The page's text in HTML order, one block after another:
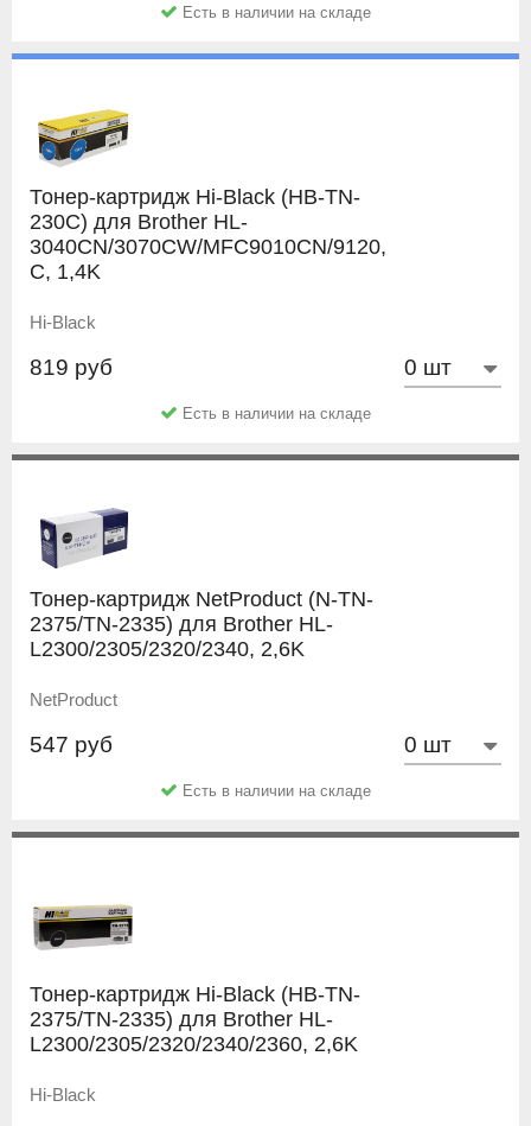
Есть в наличии на складе
Тонер-картридж Hi-Black (HB-TN-
230C) для Brother HL-
3040CN/3070CW/MFC9010CN/9120,
C, 1,4K
Hi-Black
819 руб
Есть в наличии на складе
Тонер-картридж NetProduct (N-TN-
2375/TN-2335) для Brother HL-
L2300/2305/2320/2340, 2,6K
NetProduct
547 руб
Есть в наличии на складе
Тонер-картридж Hi-Black (HB-TN-
2375/TN-2335) для Brother HL-
L2300/2305/2320/2340/2360, 2,6K
Hi-Black